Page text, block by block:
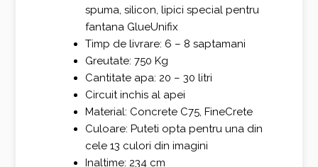
spuma, silicon, lipici special pentru
fantana GlueUnifix
Timp de livrare: 6 – 8 saptamani
Greutate: 750 Kg
Cantitate apa: 20 – 30 litri
Circuit inchis al apei
Material: Concrete C75, FineCrete
Culoare: Puteti opta pentru una din
cele 13 culori din imagini
Inaltime: 234 cm